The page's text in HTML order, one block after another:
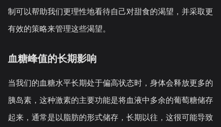
制可以帮助我们更理性地看待自己对甜食的渴望，并采取更
有效的策略来管理这些渴望。
血糖峰值的长期影响
当我们的血糖水平长期处于偏高状态时，身体会释放更多的
胰岛素，这种激素的主要功能是将血液中多余的葡萄糖储存
起来，通常是以脂肪的形式储存，长期以往，这很可能导致